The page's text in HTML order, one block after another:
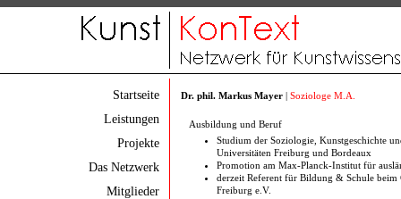
Startseite
Leistungen
Projekte
Das Netzwerk
Mitglieder
Dr. phil. Markus Mayer | Soziologe M.A.
Ausbildung und Beruf
Studium der Soziologie, Kunstgeschichte
Universitäten Freiburg und Bordeaux
Promotion am Max-Planck-Institut für
derzeit Referent für Bildung & Schule beim
Freiburg e.V.